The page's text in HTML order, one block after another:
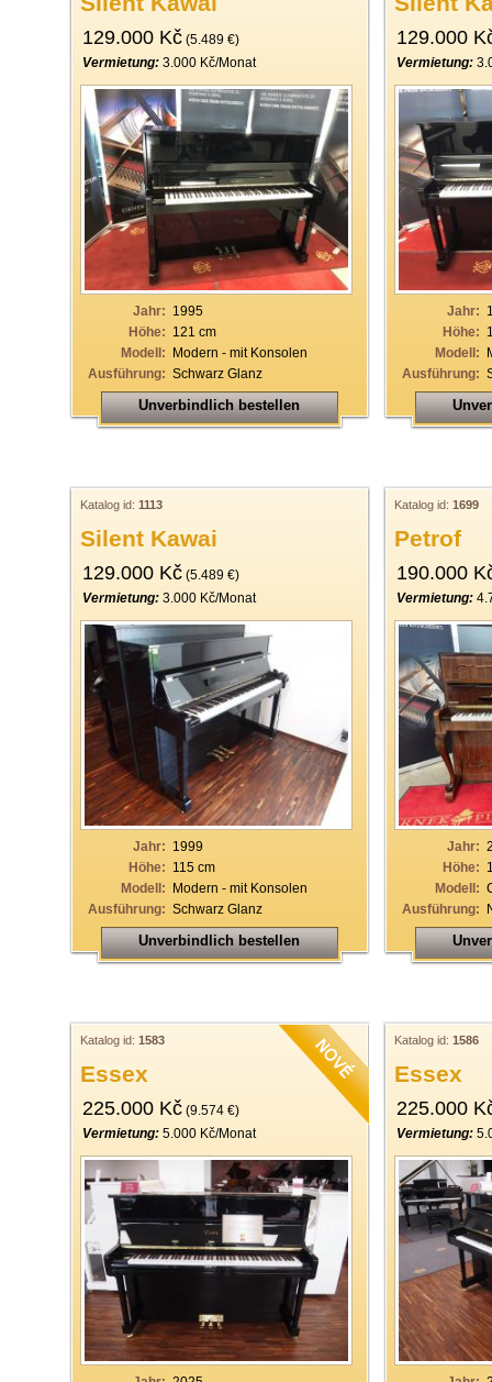
129.000 Kč (5.489 €)
Vermietung: 3.000 Kč/Monat
Jahr: 1995
Höhe: 121 cm
Modell: Modern - mit Konsolen
Ausführung: Schwarz Glanz
Unverbindlich bestellen
129.000
Vermietung:
Jahr:
Höhe:
Modell:
Ausführung:
Katalog id: 1113
Silent Kawai
129.000 Kč (5.489 €)
Vermietung: 3.000 Kč/Monat
Jahr: 1999
Höhe: 115 cm
Modell: Modern - mit Konsolen
Ausführung: Schwarz Glanz
Unverbindlich bestellen
Katalog id: 1699
Petrof
190.000
Vermietung:
Jahr:
Höhe:
Modell:
Ausführung:
Katalog id: 1583
Essex
225.000 Kč (9.574 €)
Vermietung: 5.000 Kč/Monat
Katalog id: 1586
Essex
225.000
Vermietung: